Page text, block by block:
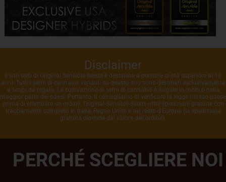
Disclaimer
Il sito web di Original Sensible Seeds è destinato a persone di età superiore ai 18
anni. Tutti i semi di cannabis venduti su questo sito sono destinati esclusivamente
a scopi da regalo. La coltivazione di semi di cannabis è illegale in molti o nella
maggior parte dei paesi. Pertanto, ti consigliamo di verificare la legge nel tuo paese
prima di effettuare un ordine. Original Sensible Seeds offre spedizioni gratuite con
tracciamento completo in Italia, Regno Unito e nel resto d'Europa (la spedizione
gratuita dipende dal valore dell'ordine).
PERCHÉ SCEGLIERE NOI